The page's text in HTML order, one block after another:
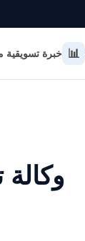
خبرة تسويقية 📊